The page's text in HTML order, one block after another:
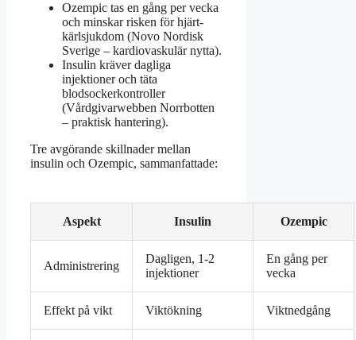
Ozempic tas en gång per vecka
och minskar risken för hjärt-
kärlsjukdom (Novo Nordisk
Sverige – kardiovaskulär nytta).
Insulin kräver dagliga
injektioner och täta
blodsockerkontroller
(Vårdgivarwebben Norrbotten
– praktisk hantering).
Tre avgörande skillnader mellan
insulin och Ozempic, sammanfattade:
Aspekt Insulin Ozempic
Administrering
Dagligen, 1-2
injektioner
En gång per
vecka
Effekt på vikt Viktökning Viktnedgång